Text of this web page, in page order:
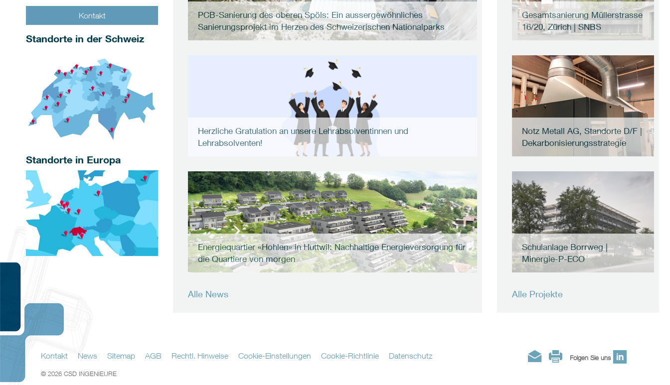
Kontakt
Standorte in der Schweiz
Standorte in Europa
PCB-Sanierung des oberen Spöls: Ein aussergewöhnliches
Sanierungsprojekt im Herzen des Schweizerischen Nationalparks
Herzliche Gratulation an unsere Lehrabsolventinnen und
Lehrabsolventen!
Energiequartier «Hohlen» in Huttwil: Nachhaltige Energieversorgung für
die Quartiere von morgen
Alle News
Gesamtsanierung Müllerstrasse
16/20, Zürich | SNBS
Notz Metall AG, Standorte D/F |
Dekarbonisierungsstrategie
Schulanlage Borrweg |
Minergie-P-ECO
Alle Projekte
Folgen Sie uns
Kontakt News Sitemap AGB Rechtl. Hinweise Cookie-Einstellungen Cookie-Richtlinie Datenschutz
© 2026 CSD INGENIEURE